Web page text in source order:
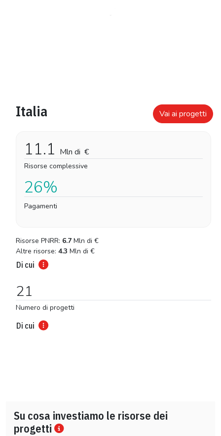
Italia Vai ai progetti
11.1 Mln di €
Risorse complessive
26%
Pagamenti
Risorse PNRR: 6.7 Mln di €
Altre risorse: 4.3 Mln di €
Di cui
21
Numero di progetti
Di cui
Su cosa investiamo le risorse dei
progetti